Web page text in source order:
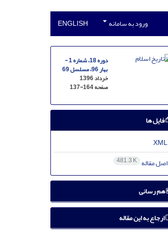
ورود به سامانه ENGLISH
دوره 18، شماره 1 -
بهار 96، مسلسل 69
خرداد 1396
صفحه137-164
فایل ها
XML
اصل مقاله 481.3 K
هم رسانی
ارجاع به این مقاله